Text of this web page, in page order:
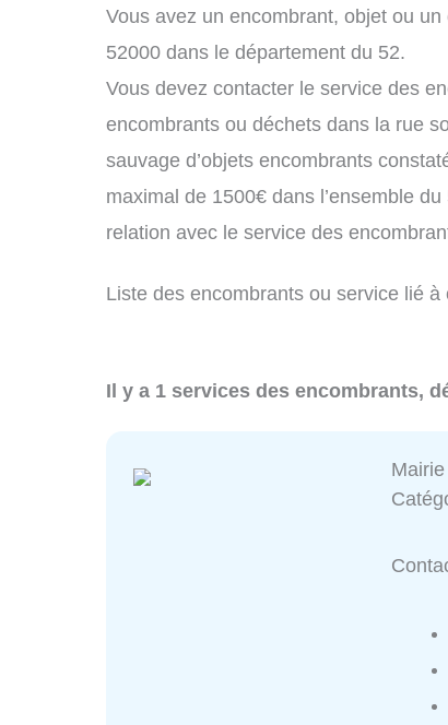
Vous avez un encombrant, objet ou
52000 dans le département du 52.
Vous devez contacter le service des
encombrants ou déchets dans la rue
sauvage d’objets encombrants
maximal de 1500€ dans l’ensemble
relation avec le service des
Liste des encombrants ou service lié
Il y a 1 services des encombrants,
Mairie